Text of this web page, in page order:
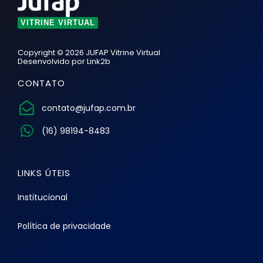
VITRINE VIRTUAL
Copyright © 2026 JUFAP Vitrine Virtual
Desenvolvido porLink2b
CONTATO
contato@jufap.com.br
(16) 98194-8483
LINKS ÚTEIS
Institucional
Política de privacidade